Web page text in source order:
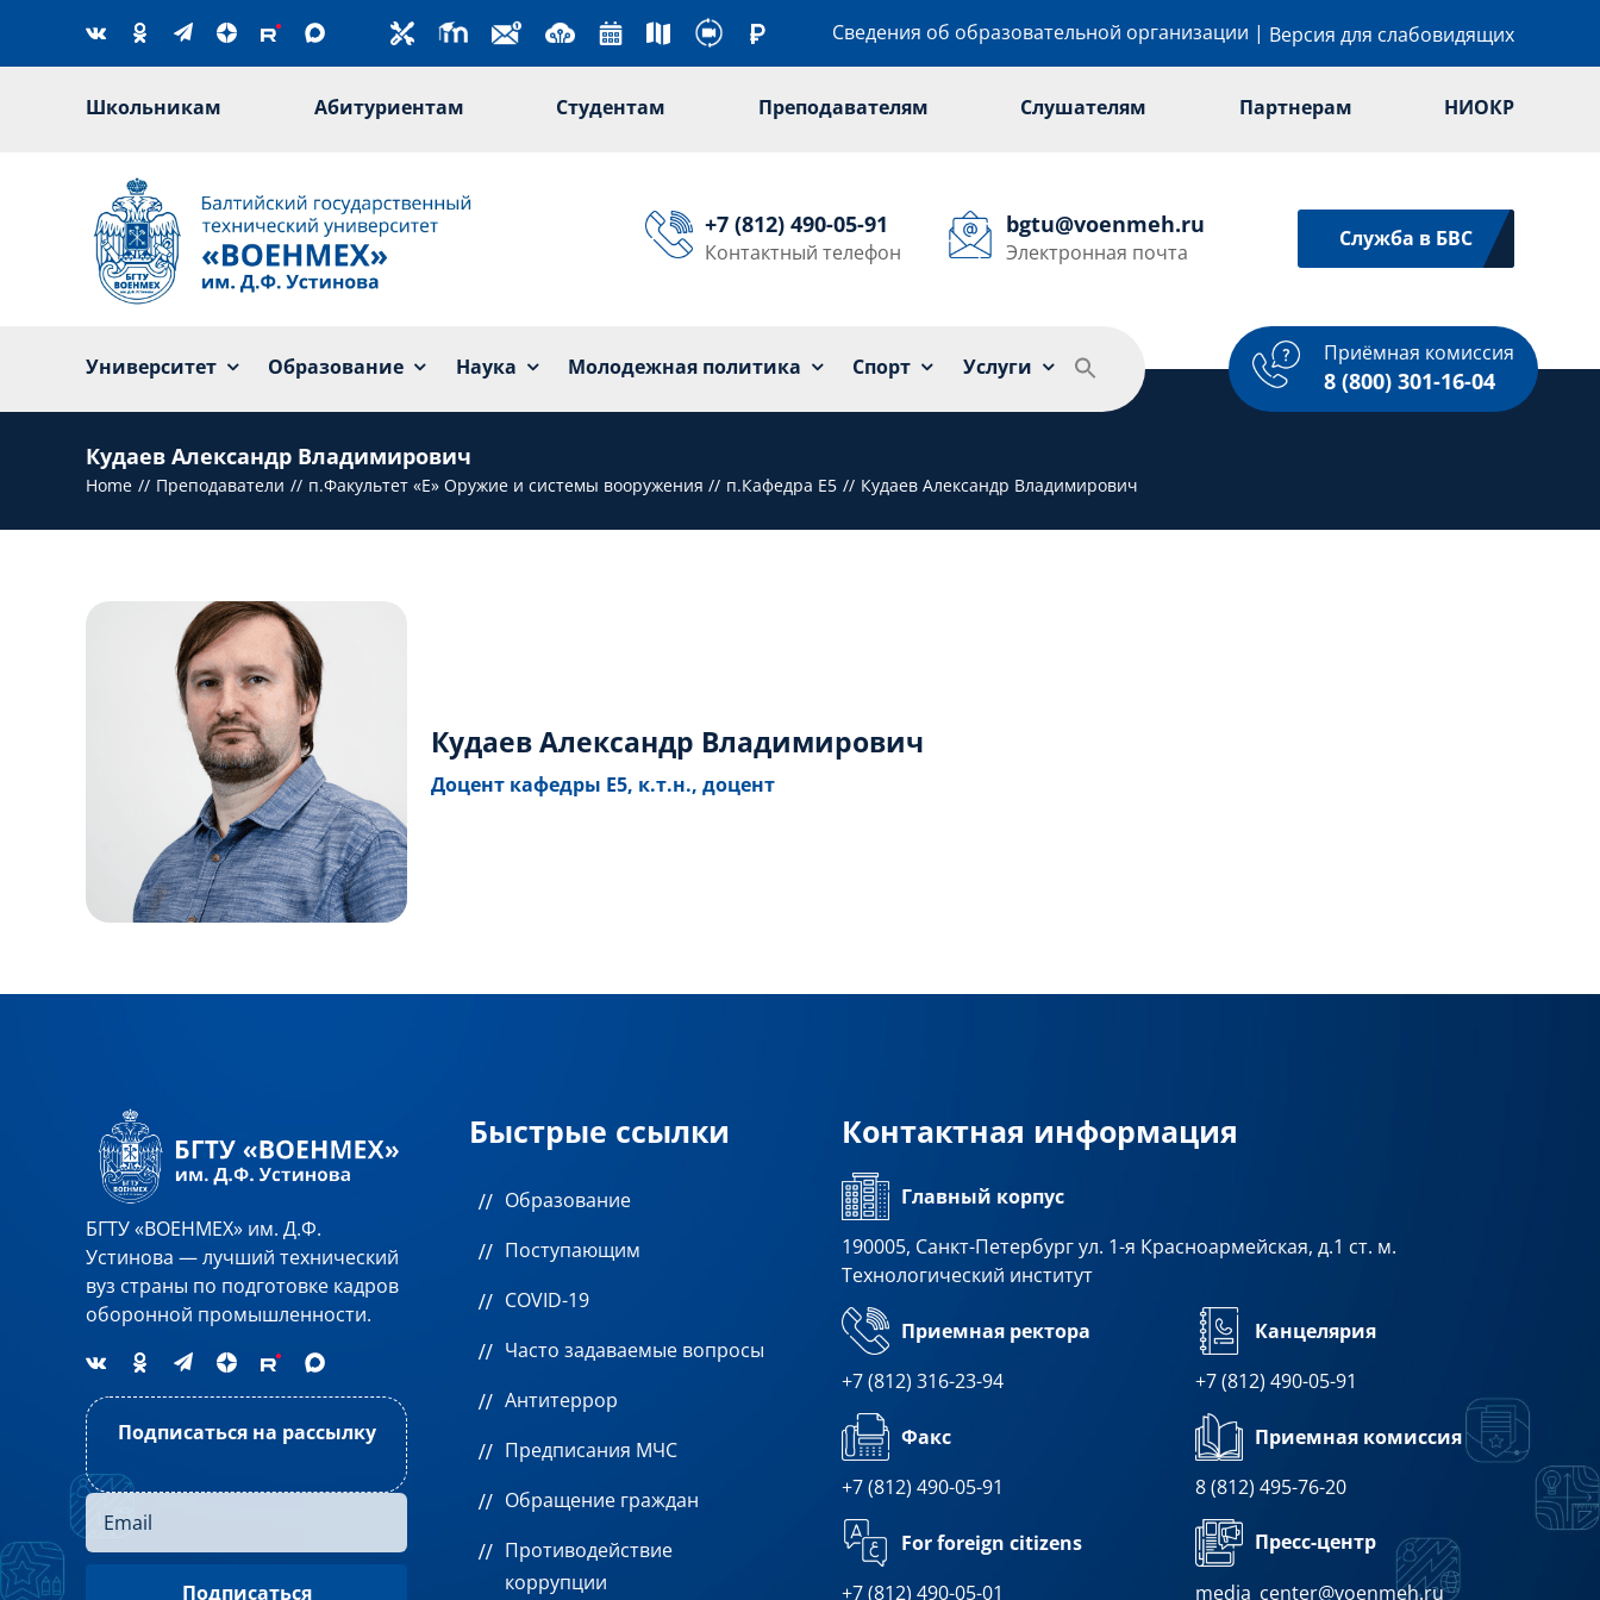
content
Сведения об образовательной организации | Версия для слабовидящих
Школьникам Абитуриентам Студентам Преподавателям Слушателям Партнерам НИОКР
+7 (812) 490-05-91
Контактный телефон
bgtu@voenmeh.ru
Электронная почта
Служба в БВС
Университет Образование Наука Молодежная политика Спорт Услуги
Приёмная комиссия
8 (800) 301-16-04
Университет Образование Наука Молодежная политика Спорт Услуги
Кудаев Александр Владимирович
Home Преподаватели п.Факультет «Е» Оружие и системы вооружения п.Кафедра Е5 Кудаев Александр Владимирович
Кудаев Александр Владимирович
Доцент кафедры Е5, к.т.н., доцент
БГТУ «ВОЕНМЕХ» им. Д.Ф.
Устинова — лучший технический
вуз страны по подготовке кадров
оборонной промышленности.
Подписаться на рассылку
Быстрые ссылки
Образование
Поступающим
COVID-19
Часто задаваемые вопросы
Антитеррор
Предписания МЧС
Обращение граждан
Противодействие
коррупции
Контактная информация
Главный корпус
190005, Санкт-Петербург ул. 1-я Красноармейская, д.1 ст. м.
Технологический институт
Приемная ректора
+7 (812) 316-23-94
Канцелярия
+7 (812) 490-05-91
Факс
+7 (812) 490-05-91
Приемная комиссия
8 (812) 495-76-20
For foreign citizens
+7 (812) 490-05-01
Пресс-центр
media_center@voenmeh.ru